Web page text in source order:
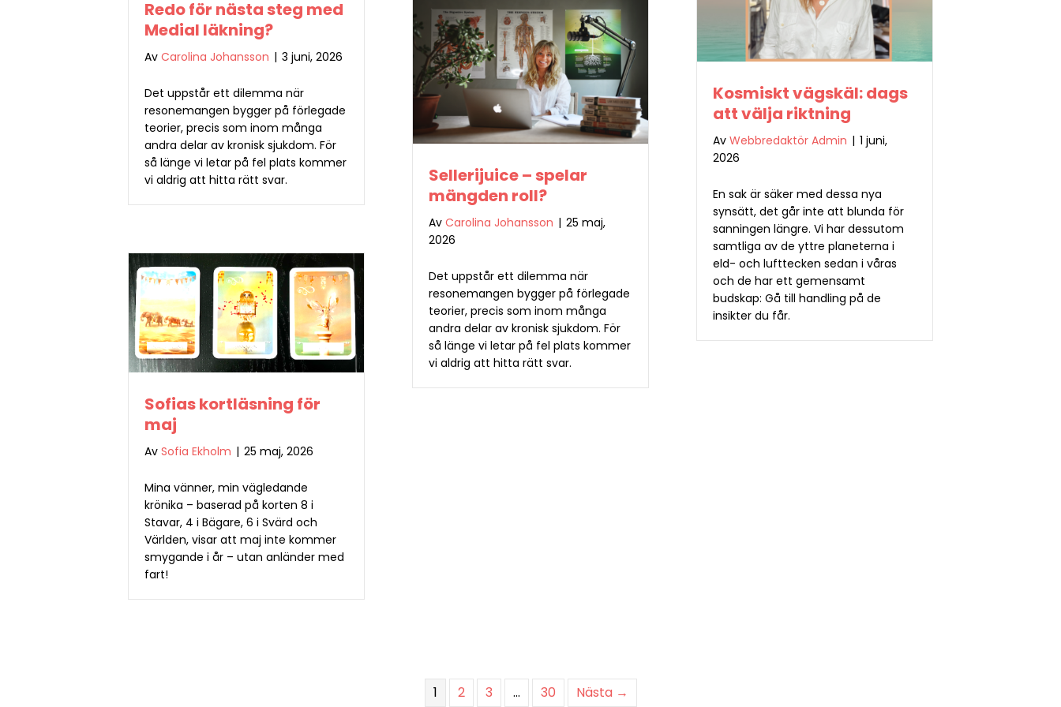
Redo för nästa steg med
Medial läkning?
Av Carolina Johansson | 3 juni, 2026
Det uppstår ett dilemma när
resonemangen bygger på förlegade
teorier, precis som inom många
andra delar av kronisk sjukdom. För
så länge vi letar på fel plats kommer
vi aldrig att hitta rätt svar.
Kosmiskt vägskäl: dags
att välja riktning
Av Webbredaktör Admin | 1 juni,
2026
En sak är säker med dessa nya
synsätt, det går inte att blunda för
sanningen längre. Vi har dessutom
samtliga av de yttre planeterna i
eld- och lufttecken sedan i våras
och de har ett gemensamt
budskap: Gå till handling på de
insikter du får.
Sellerijuice – spelar
mängden roll?
Av Carolina Johansson | 25 maj,
2026
Det uppstår ett dilemma när
resonemangen bygger på förlegade
teorier, precis som inom många
andra delar av kronisk sjukdom. För
så länge vi letar på fel plats kommer
vi aldrig att hitta rätt svar.
Sofias kortläsning för
maj
Av Sofia Ekholm | 25 maj, 2026
Mina vänner, min vägledande
krönika – baserad på korten 8 i
Stavar, 4 i Bägare, 6 i Svärd och
Världen, visar att maj inte kommer
smygande i år – utan anländer med
fart!
1 2 3 … 30 Nästa →